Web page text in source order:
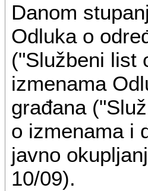
Danom
Odluka o
("Službeni list
izmenama
građana
o izmenama i
javno
10/09).